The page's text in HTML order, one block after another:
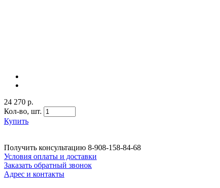
24 270 р.
Кол-во, шт.
Купить
Получить консультацию 8-908-158-84-68
Условия оплаты и доставки
Заказать обратный звонок
Адрес и контакты